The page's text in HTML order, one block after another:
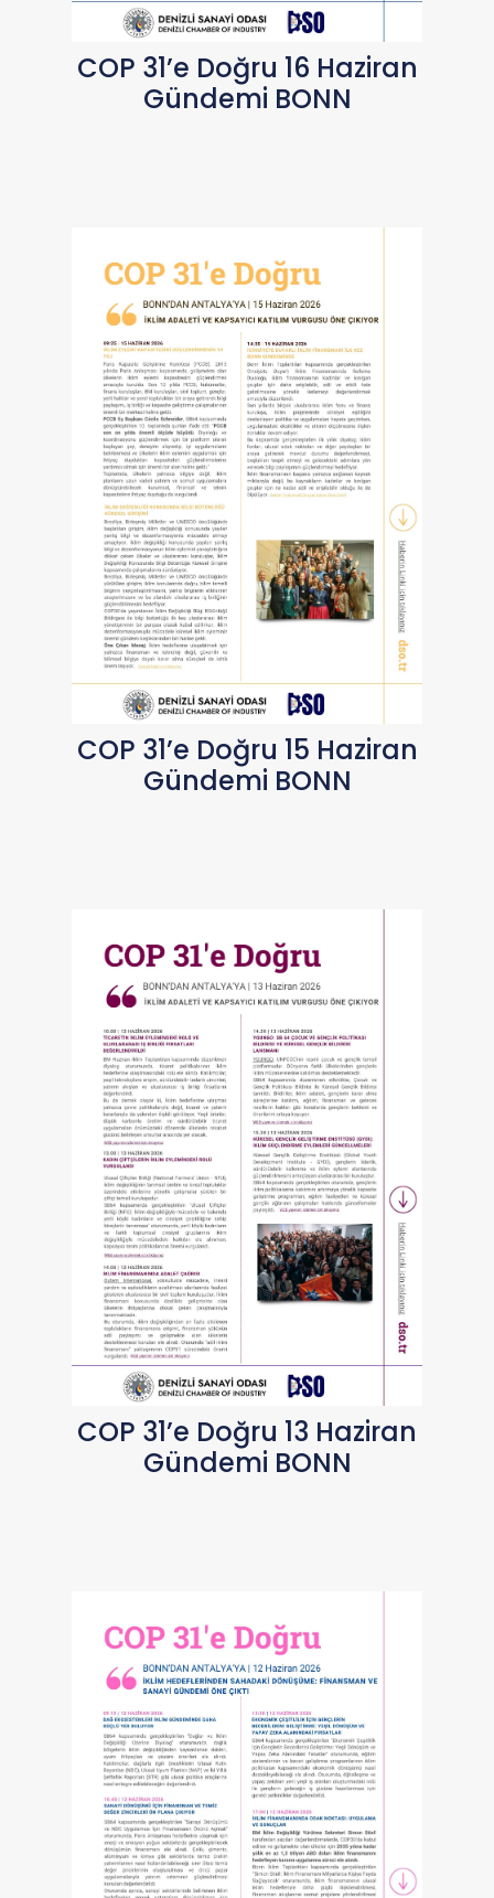
COP 31’e Doğru 16 Haziran
Gündemi BONN
COP 31’e Doğru 15 Haziran
Gündemi BONN
COP 31’e Doğru 13 Haziran
Gündemi BONN